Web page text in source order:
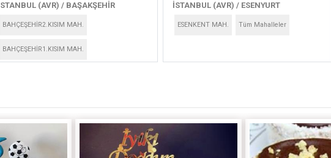
(AVR) / BAŞAKŞEHİR
BAHÇEŞEHİR2.KISIM MAH.
BAHÇEŞEHİR1.KISIM MAH.
İSTANBUL (AVR) / ESENYURT
ESENKENT MAH. Tüm Mahalleler